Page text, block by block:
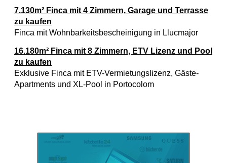
7.130m² Finca mit 4 Zimmern, Garage und Terrasse
zu kaufen
Finca mit Wohnbarkeitsbescheinigung in Llucmajor
16.180m² Finca mit 8 Zimmern, ETV Lizenz und Pool
zu kaufen
Exklusive Finca mit ETV-Vermietungslizenz, Gäste-
Apartments und XL-Pool in Portocolom